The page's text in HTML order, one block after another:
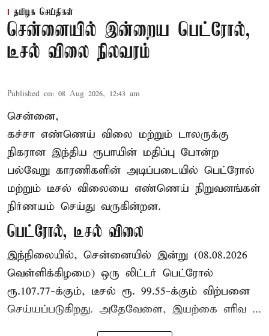
தமிழக செய்திகள்
சென்னையில் இன்றைய பெட்ரோல்,
டீசல் விலை நிலவரம்
Published on: 08 Aug 2026, 12:43 am
சென்னை,
கச்சா எண்ணெய் விலை மற்றும் டாலருக்கு
நிகரான இந்திய ரூபாயின் மதிப்பு போன்ற
பல்வேறு காரணிகளின் அடிப்படையில் பெட்ரோல்
மற்றும் டீசல் விலையை எண்ணெய் நிறுவனங்கள்
நிர்ணயம் செய்து வருகின்றன.
பெட்ரோல், டீசல் விலை
இந்நிலையில், சென்னையில் இன்று (08.08.2026
வெள்ளிக்கிழமை) ஒரு லிட்டர் பெட்ரோல்
ரூ.107.77-க்கும், டீசல் ரூ. 99.55-க்கும் விற்பனை
செய்யப்படுகிறது. அதேவேளை, இயற்கை எரிவ ...